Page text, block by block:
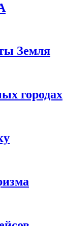
Земля
городах